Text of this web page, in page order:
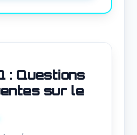
: Questions
sur le